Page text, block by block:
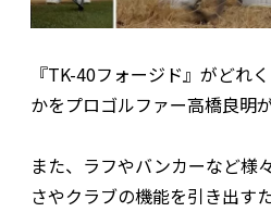
『TK-40フォージド』がどれ
かをプロゴルファー高橋良明
また、ラフやバンカーなど様
さやクラブの機能を引き出す